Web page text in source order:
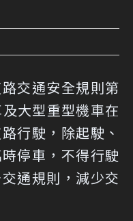
交通安全規則第
大型重型機車在
行駛，除起駛、
停車，不得行駛
通規則，減少交